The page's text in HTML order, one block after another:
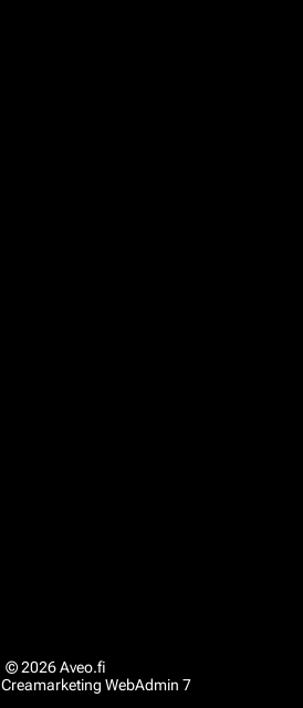
© 2026 Aveo.fi
Creamarketing WebAdmin 7